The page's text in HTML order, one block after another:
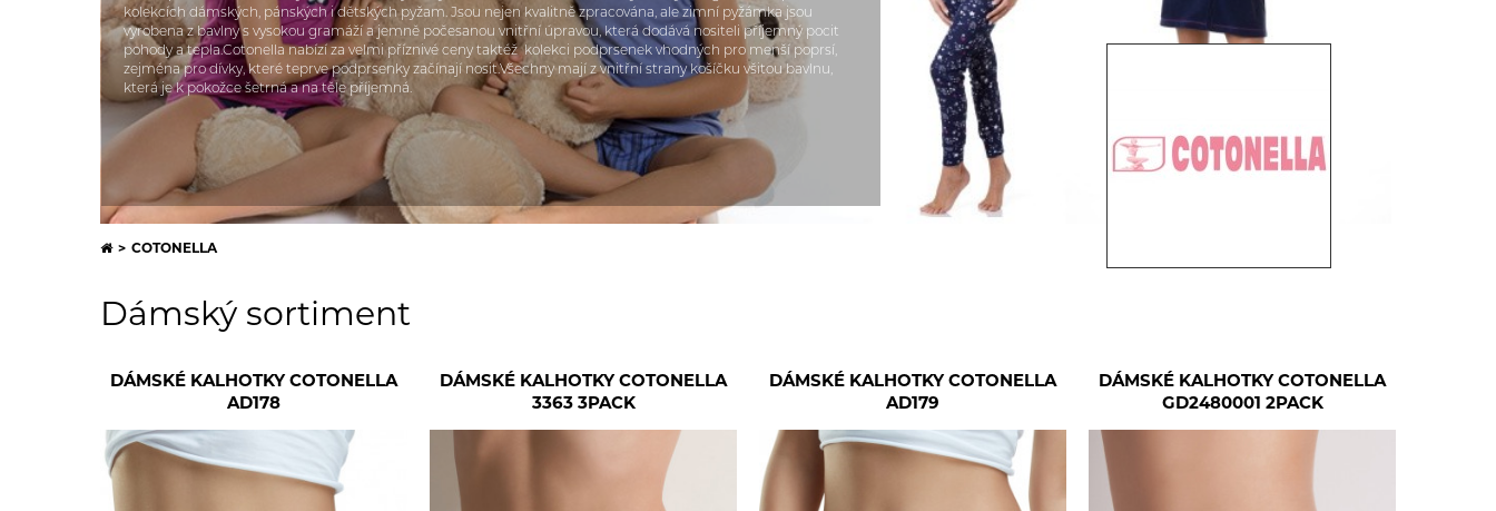
Doplňky k dámskému prádlu
kolekcích dámských, pánských i dětských pyžam. Jsou nejen kvalitně zpracována, ale zimní pyžámka jsou
vyrobena z bavlny s vysokou gramáží a jemně počesanou vnitřní úpravou, která dodává nositeli příjemný pocit
pohody a tepla.Cotonella nabízí za velmi příznivé ceny taktéž kolekci podprsenek vhodných pro menší poprsí,
zejména pro dívky, které teprve podprsenky začínají nosit.Všechny mají z vnitřní strany košíčku všitou bavlnu,
která je k pokožce šetrná a na těle příjemná.
COTONELLA
Dámský sortiment
DÁMSKÉ KALHOTKY COTONELLA
AD178
DÁMSKÉ KALHOTKY COTONELLA
3363 3PACK
DÁMSKÉ KALHOTKY COTONELLA
AD179
DÁMSKÉ KALHOTKY COTONELLA
GD2480001 2PACK